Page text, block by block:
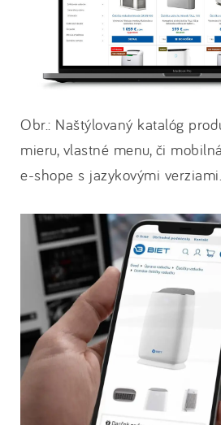
Obr.: Naštýlovaný katalóg
mieru, vlastné menu, či
e-shope s jazykovými verziami.